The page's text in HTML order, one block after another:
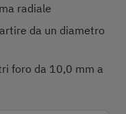
radiale
da un diametro
foro da 10,0 mm a